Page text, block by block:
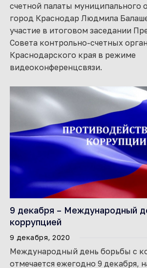
счетной палаты муниципального
город Краснодар Людмила
участие в итоговом заседании
Совета контрольно-счетных
Краснодарского края в режиме
видеоконференцсвязи.
9 декабря – Международный
коррупцией
9 декабря, 2020
Международный день борьбы с
отмечается ежегодно 9 декабря,